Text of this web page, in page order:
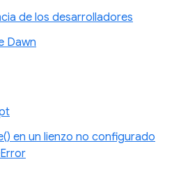
de los desarrolladores
Dawn
en un lienzo no configurado